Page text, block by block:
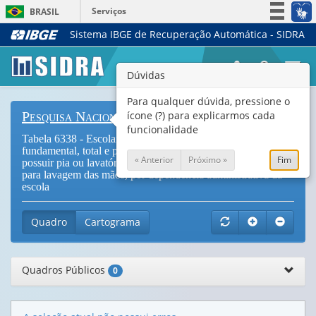
BRASIL
Serviços
Simplifique!
Legislação
Canais
Sistema IBGE de Recuperação Automática - SIDRA
Pesquisa Nacional de Saúde do Escolar
Tabela 6338 - Escolares frequentando o 9º ano do ensino
fundamental, total e percentual, em escolas que informaram
possuir pia ou lavatório em condições de uso e ofertar sabão
para lavagem das mãos, por dependência administrativa da
escola
Quadro Cartograma
Quadros Públicos 0
Dúvidas
Para qualquer dúvida, pressione o
ícone (?) para explicarmos cada
funcionalidade
« Anterior Próximo » Fim